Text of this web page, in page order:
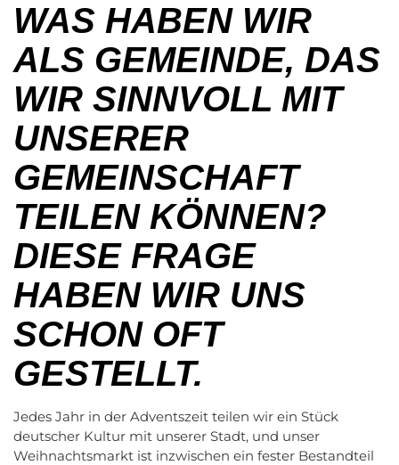
WAS HABEN WIR
ALS GEMEINDE, DAS
WIR SINNVOLL MIT
UNSERER
GEMEINSCHAFT
TEILEN KÖNNEN?
DIESE FRAGE
HABEN WIR UNS
SCHON OFT
GESTELLT.
Jedes Jahr in der Adventszeit teilen wir ein Stück
deutscher Kultur mit unserer Stadt, und unser
Weihnachtsmarkt ist inzwischen ein fester Bestandteil